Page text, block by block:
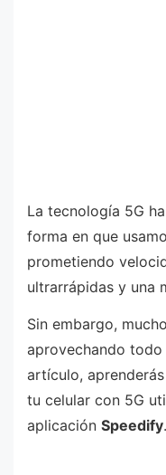
La tecnología 5G
forma en que
prometiendo
ultrarrápidas y una
Sin embargo,
aprovechando
artículo,
tu celular con 5G
aplicación Speedify.